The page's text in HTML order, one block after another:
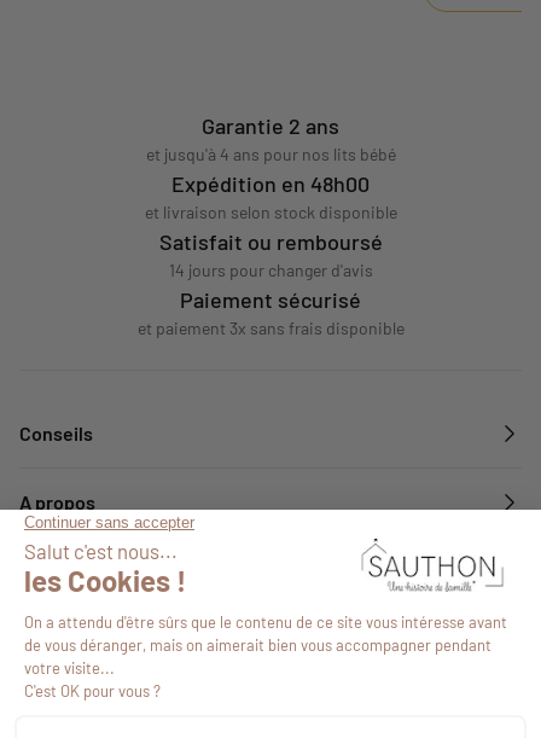
Garantie 2 ans
et jusqu'à 4 ans pour nos lits bébé
Expédition en 48h00
et livraison selon stock disponible
Satisfait ou remboursé
14 jours pour changer d'avis
Paiement sécurisé
et paiement 3x sans frais disponible
Conseils
A propos
Services
Suivez-nous